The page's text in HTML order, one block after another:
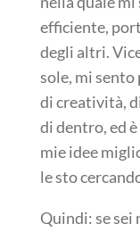
efficiente,
degli altri.
sole, mi
di creatività,
di dentro, ed
mie idee
le sto
Quindi: se sei